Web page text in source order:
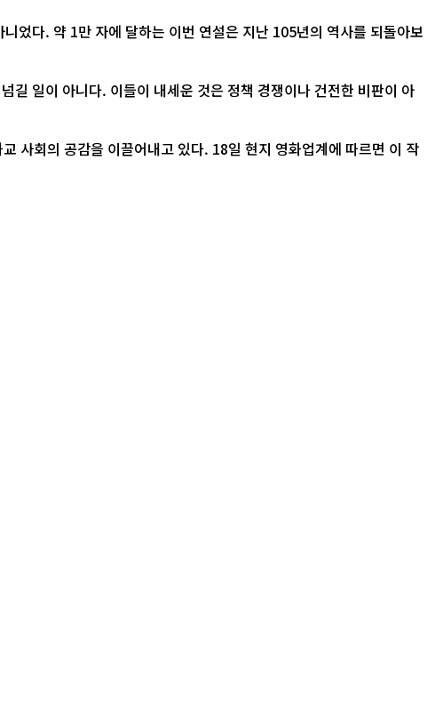
었다. 약 1만 자에 달하는 이번 연설은 지난 105년의 역사를 되돌아보
길 일이 아니다. 이들이 내세운 것은 정책 경쟁이나 건전한 비판이 아
있다. 18일 현지 영화업계에 따르면 이 작